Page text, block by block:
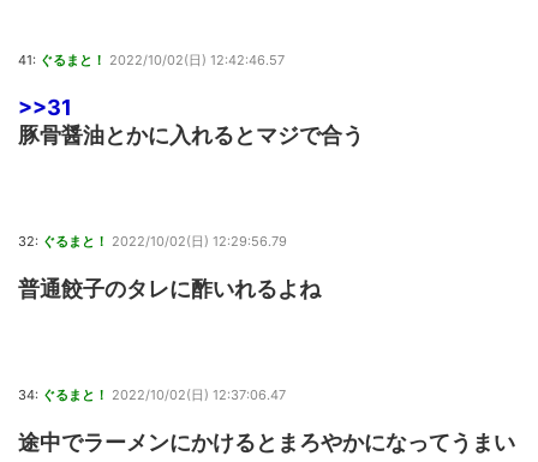
41: ぐるまと！ 2022/10/02(日) 12:42:46.57
>>31
豚骨醤油とかに入れるとマジで合う
32: ぐるまと！ 2022/10/02(日) 12:29:56.79
普通餃子のタレに酢いれるよね
34: ぐるまと！ 2022/10/02(日) 12:37:06.47
途中でラーメンにかけるとまろやかになってうまい